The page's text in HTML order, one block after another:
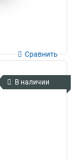
Сравнить
В наличии